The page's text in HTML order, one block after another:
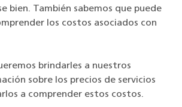
bien. También sabemos que puede
los costos asociados con
brindarles a nuestros
sobre los precios de servicios
a comprender estos costos.